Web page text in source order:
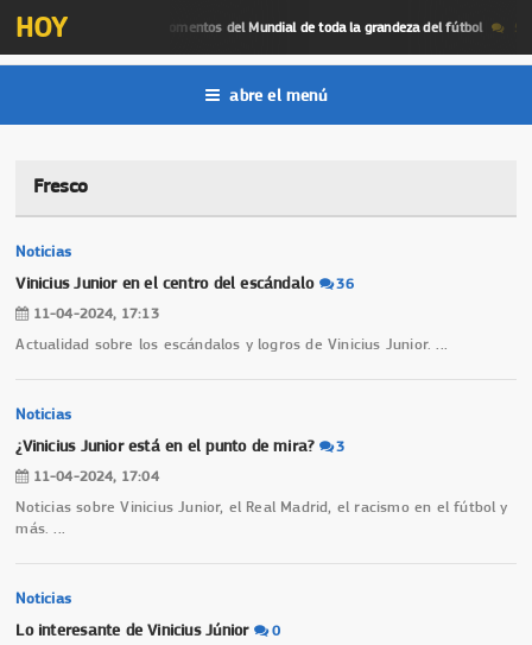
HOYmomentos Momentos del Mundial de toda la grandeza del fútbol
abre el menú
Fresco
Noticias
Vinicius Junior en el centro del escándalo
36
11-04-2024, 17:13
Actualidad sobre los escándalos y logros de Vinicius Junior....
Noticias
¿Vinicius Junior está en el punto de mira?
3
11-04-2024, 17:04
Noticias sobre Vinicius Junior, el Real Madrid, el racismo en el fútbol y
más....
Noticias
Lo interesante de Vinicius Júnior
0